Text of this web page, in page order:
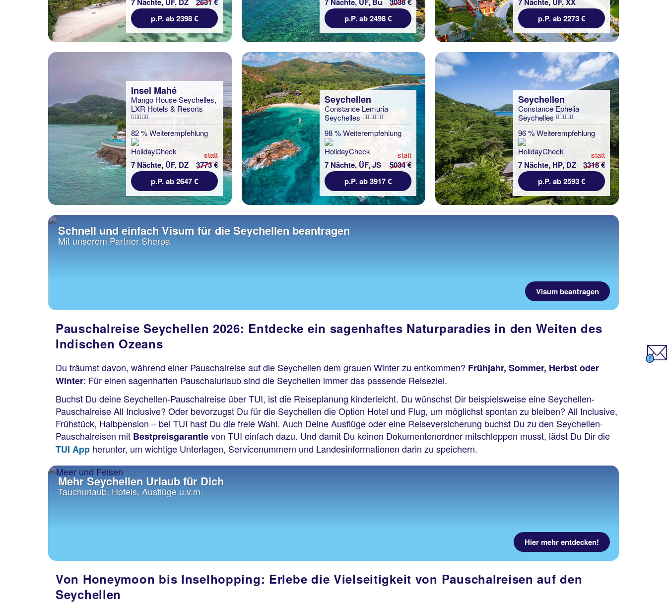
p.P. ab 2398 €
p.P. ab 2498 €
p.P. ab 2273 €
Insel Mahé
Mango House Seychelles,
LXR Hotels & Resorts
82 % Weiterempfehlung
7 Nächte, ÜF, DZ
statt
3773 €
p.P. ab 2647 €
Seychellen
Constance Lemuria
Seychelles
98 % Weiterempfehlung
7 Nächte, ÜF, JS
statt
5034 €
p.P. ab 3917 €
Seychellen
Constance Ephelia
Seychelles
96 % Weiterempfehlung
7 Nächte, HP, DZ
statt
3318 €
p.P. ab 2593 €
Schnell und einfach Visum für die Seychellen beantragen
Mit unserem Partner Sherpa
Visum beantragen
Pauschalreise Seychellen 2026: Entdecke ein sagenhaftes Naturparadies in den Weiten des
Indischen Ozeans
Du träumst davon, während einer Pauschalreise auf die Seychellen dem grauen Winter zu entkommen? Frühjahr, Sommer, Herbst oder
Winter: Für einen sagenhaften Pauschalurlaub sind die Seychellen immer das passende Reiseziel.
Buchst Du deine Seychellen-Pauschalreise über TUI, ist die Reiseplanung kinderleicht. Du wünschst Dir beispielsweise eine Seychellen-
Pauschalreise All Inclusive? Oder bevorzugst Du für die Seychellen die Option Hotel und Flug, um möglichst spontan zu bleiben? All Inclusive,
Frühstück, Halbpension – bei TUI hast Du die freie Wahl. Auch Deine Ausflüge oder eine Reiseversicherung buchst Du zu den Seychellen-
Pauschalreisen mit Bestpreisgarantievon TUI einfach dazu. Und damit Du keinen Dokumentenordner mitschleppen musst, lädst Du Dir die
TUI App herunter, um wichtige Unterlagen, Servicenummern und Landesinformationen darin zu speichern.
Mehr Seychellen Urlaub für Dich
Tauchurlaub, Hotels, Ausflüge u.v.m.
Hier mehr entdecken!
Von Honeymoon bis Inselhopping: Erlebe die Vielseitigkeit von Pauschalreisen auf den
Seychellen